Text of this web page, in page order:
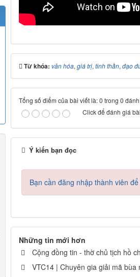
Từ khóa: văn hóa, giá trị, tinh thần, đạo
Tổng số điểm của bài viết là: 0 trong 0
Click để đánh giá
Ý kiến bạn đọc
Bạn cần đăng nhập thành viên
Những tin mới hơn
Cộng đồng tin - thờ chủ tịch hồ
VTC14 | Chuyên gia giải mã bùa